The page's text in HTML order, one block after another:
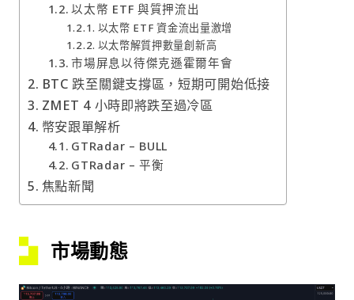
以太幣 ETF 與質押流出
以太幣 ETF 資金流出量激增
以太幣解質押數量創新高
市場屏息以待傑克遜霍爾年會
BTC 跌至關鍵支撐區，短期可開始低接
ZMET 4 小時即將跌至過冷區
幣安跟單解析
GTRadar – BULL
GTRadar – 平衡
焦點新聞
市場動態